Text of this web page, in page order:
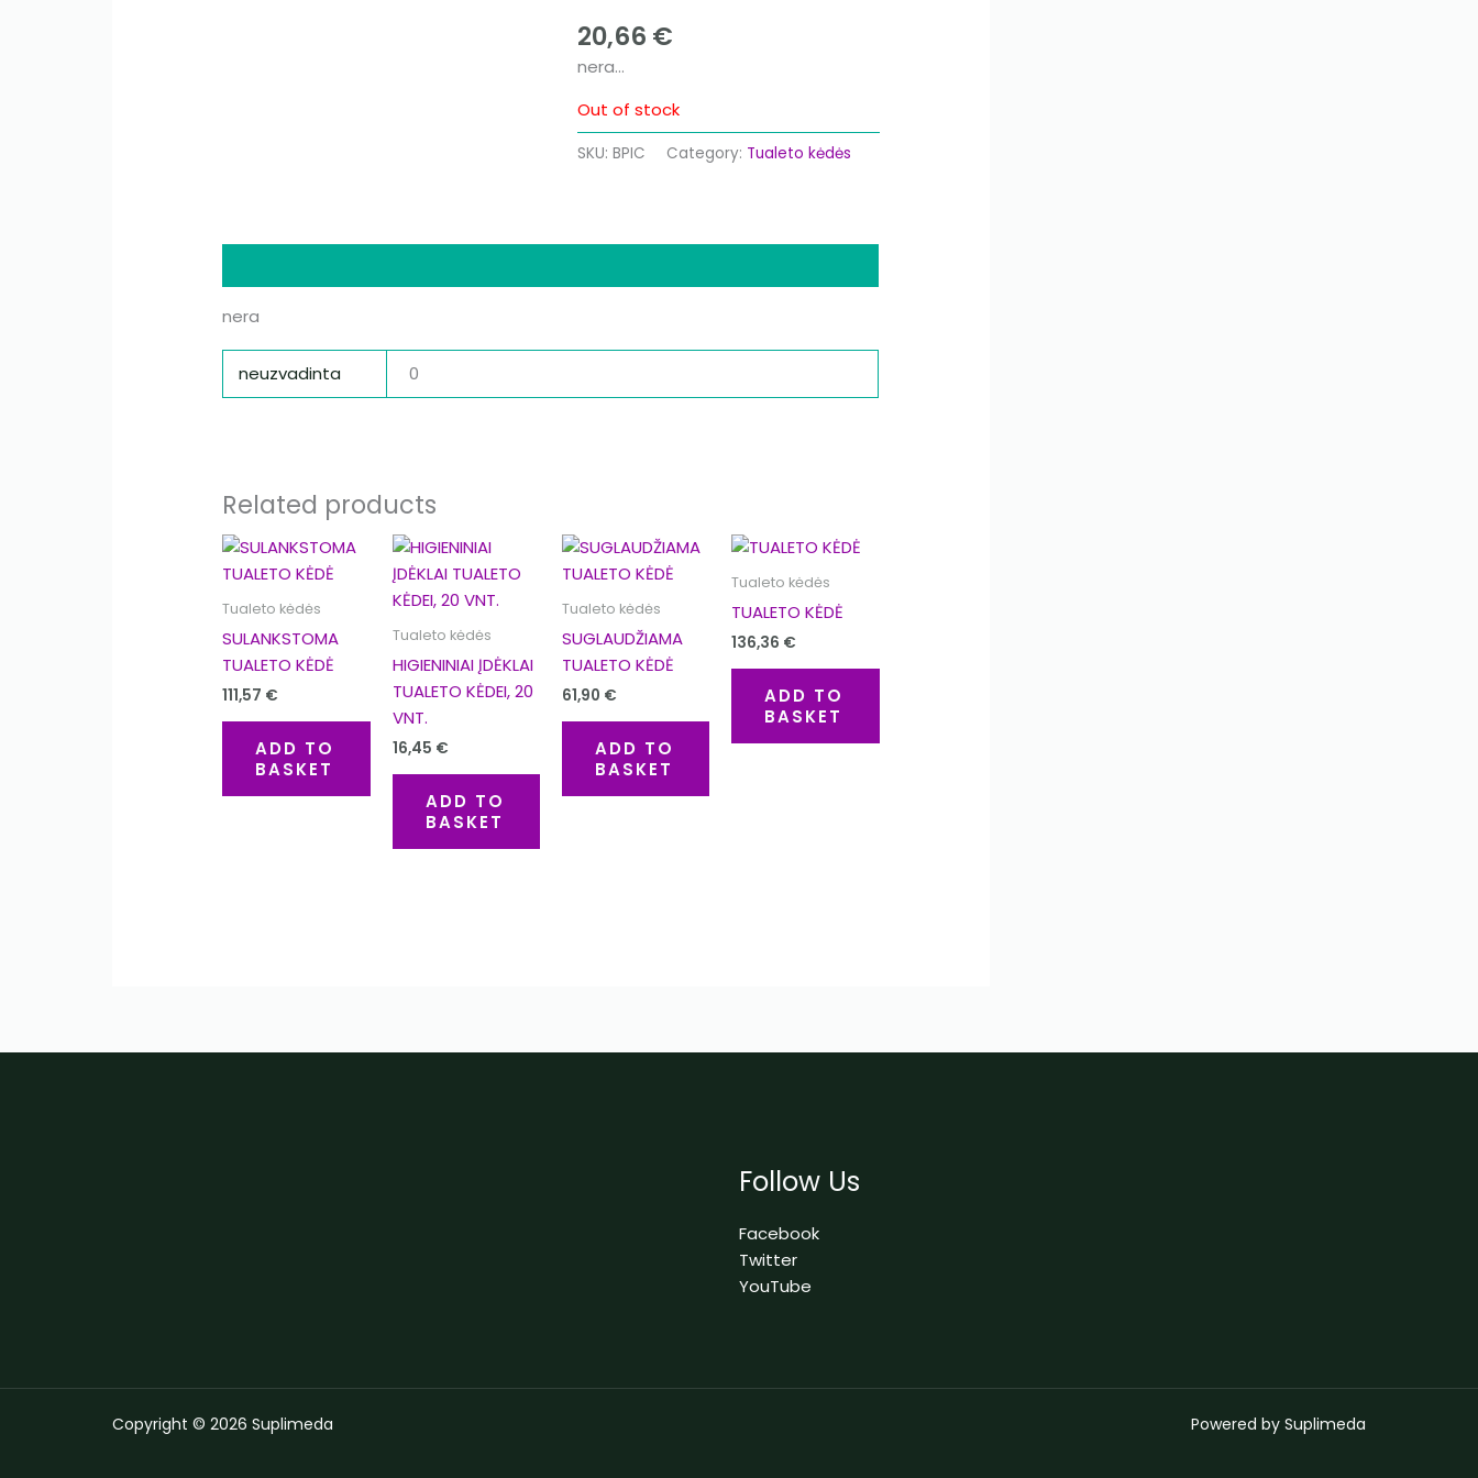
20,66 €
nera…
Out of stock
SKU: BPIC Category: Tualeto kėdės
nera
neuzvadinta 0
Related products
Tualeto kėdės
SULANKSTOMA
TUALETO KĖDĖ
111,57 €
ADD TO
BASKET
Tualeto kėdės
HIGIENINIAI ĮDĖKLAI
TUALETO KĖDEI, 20
VNT.
16,45 €
ADD TO
BASKET
Tualeto kėdės
SUGLAUDŽIAMA
TUALETO KĖDĖ
61,90 €
ADD TO
BASKET
Tualeto kėdės
TUALETO KĖDĖ
136,36 €
ADD TO
BASKET
Follow Us
Facebook
Twitter
YouTube
Copyright © 2026 Suplimeda Powered by Suplimeda